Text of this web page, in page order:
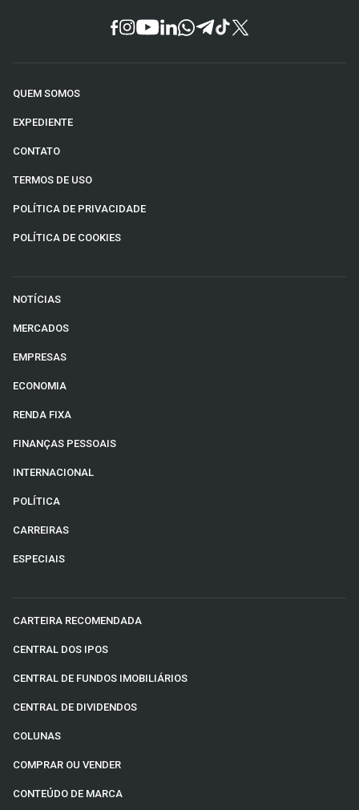
QUEM SOMOS
EXPEDIENTE
CONTATO
TERMOS DE USO
POLÍTICA DE PRIVACIDADE
POLÍTICA DE COOKIES
NOTÍCIAS
MERCADOS
EMPRESAS
ECONOMIA
RENDA FIXA
FINANÇAS PESSOAIS
INTERNACIONAL
POLÍTICA
CARREIRAS
ESPECIAIS
CARTEIRA RECOMENDADA
CENTRAL DOS IPOS
CENTRAL DE FUNDOS IMOBILIÁRIOS
CENTRAL DE DIVIDENDOS
COLUNAS
COMPRAR OU VENDER
CONTEÚDO DE MARCA